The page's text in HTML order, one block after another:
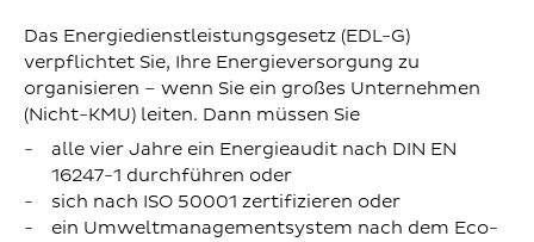
Das Energiedienstleistungsgesetz (EDL-G)
verpflichtet Sie, Ihre Energieversorgung zu
organisieren – wenn Sie ein großes Unternehmen
(Nicht-KMU) leiten. Dann müssen Sie
alle vier Jahre ein Energieaudit nach DIN EN
16247-1 durchführen oder
sich nach ISO 50001 zertifizieren oder
ein Umweltmanagementsystem nach dem Eco-